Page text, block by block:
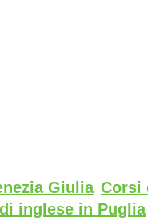
Giulia Corsi
inglese in Puglia